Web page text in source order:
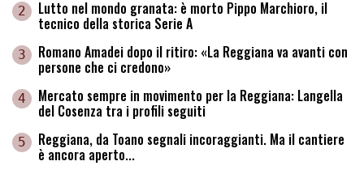
2 Lutto nel mondo granata: è morto Pippo Marchioro, il
tecnico della storica Serie A
3 Romano Amadei dopo il ritiro: «La Reggiana va avanti con
persone che ci credono»
4 Mercato sempre in movimento per la Reggiana: Langella
del Cosenza tra i profili seguiti
5 Reggiana, da Toano segnali incoraggianti. Ma il cantiere
è ancora aperto...